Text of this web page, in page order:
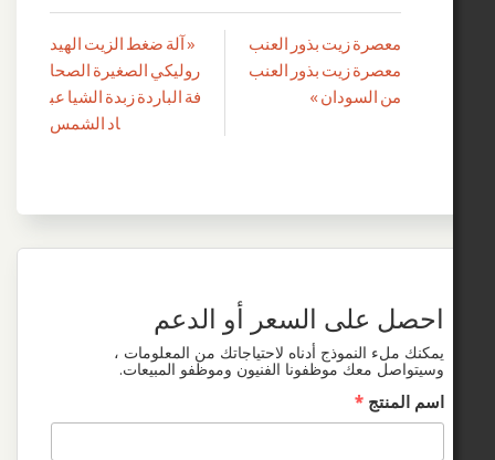
« آلة ضغط الزيت الهيد
روليكي الصغيرة الصحا
فة الباردة زبدة الشيا عب
زيت بذور العنب
زيت بذور العنب
على السعر أو الدعم
النموذج أدناه لاحتياجاتك من المعلومات ،
معك موظفونا الفنيون وموظفو المبيعات.